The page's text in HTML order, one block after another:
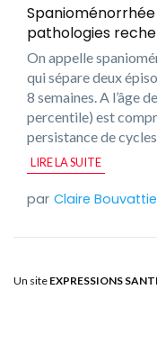
pathologies
On appelle
qui sépare deux
8 semaines. A l’âge
percentile) est
persistance de
LIRE LA SUITE
Claire
Un site EXPRESSIONS